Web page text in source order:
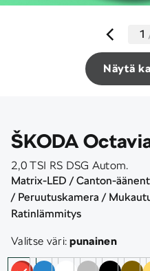
Näytä
1
ŠKODA
2,0 TSI RS DSG Autom.
Matrix-LED / Canton-
/ Peruutuskamera /
Ratinlämmitys
Valitse väri:punainen